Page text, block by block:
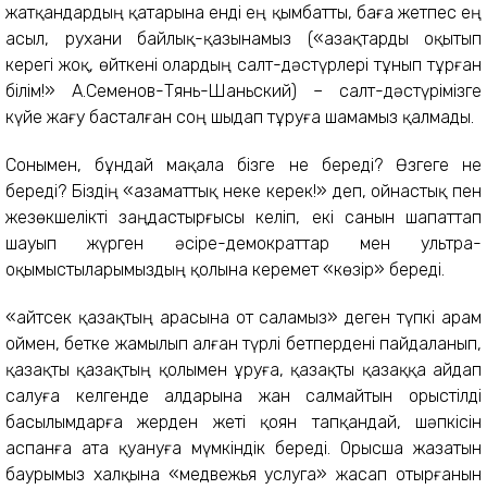
жатқандардың қатарына енді ең қымбатты, баға жетпес ең
асыл, рухани байлық-қазынамыз («Қазақтарды оқытып
керегі жоқ, өйткені олардың салт-дәстүрлері тұнып тұрған
білім!» А.Семенов-Тянь-Шаньский) – салт-дәстүрімізге
күйе жағу басталған соң шыдап тұруға шамамыз қалмады.
Сонымен, бұндай мақала бізге не береді? Өзгеге не
береді? Біздің «азаматтық неке керек!» деп, ойнастық пен
жезөкшелікті заңдастырғысы келіп, екі санын шапаттап
шауып жүрген әсіре-демократтар мен ультра-
оқымыстыларымыздың қолына керемет «көзір» береді.
«Қайтсек қазақтың арасына от саламыз» деген түпкі арам
оймен, бетке жамылып алған түрлі бетпердені пайдаланып,
қазақты қазақтың қолымен ұруға, қазақты қазаққа айдап
салуға келгенде алдарына жан салмайтын орыстілді
басылымдарға жерден жеті қоян тапқандай, шәпкісін
аспанға ата қуануға мүмкіндік береді. Орысша жазатын
баурымыз халқына «медвежья услуга» жасап отырғанын